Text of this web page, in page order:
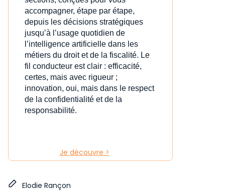
accompagner, étape par étape,
depuis les décisions stratégiques
jusqu’à l’usage quotidien de
l’intelligence artificielle dans les
métiers du droit et de la fiscalité. Le
fil conducteur est clair : efficacité,
certes, mais avec rigueur ;
innovation, oui, mais dans le respect
de la confidentialité et de la
responsabilité.
Je découvre >
Elodie Rançon